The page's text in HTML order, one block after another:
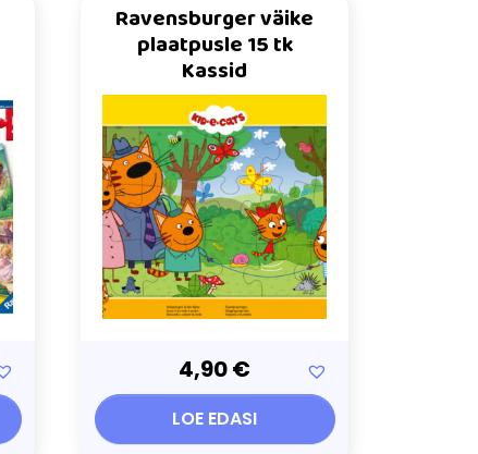
Ravensburger väike
plaatpusle 15 tk
Kassid
4,90€
LOE EDASI